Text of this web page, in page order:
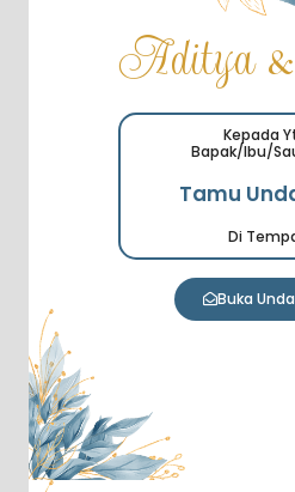
Aditya
Kepada
Bapak/Ibu/
Tamu
Di
Buka